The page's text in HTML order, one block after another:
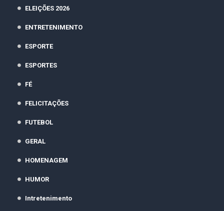
ELEIÇÕES 2026
ENTRETENIMENTO
ESPORTE
ESPORTES
FÉ
FELICITAÇÕES
FUTEBOL
GERAL
HOMENAGEM
HUMOR
Intretenimento